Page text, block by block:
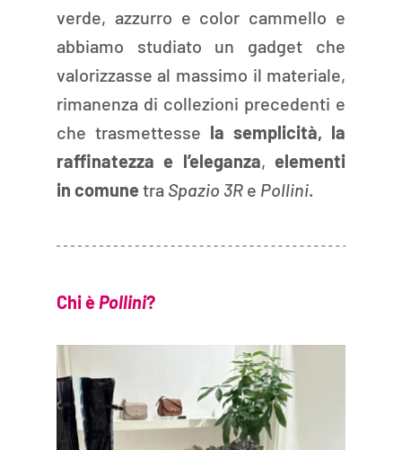
verde, azzurro e color cammello e
abbiamo studiato un gadget che
valorizzasse al massimo il materiale,
rimanenza di collezioni precedenti e
che trasmettesse la semplicità, la
raffinatezza e l’eleganza, elementi
in comune tra Spazio 3R e Pollini.
Chi è Pollini?